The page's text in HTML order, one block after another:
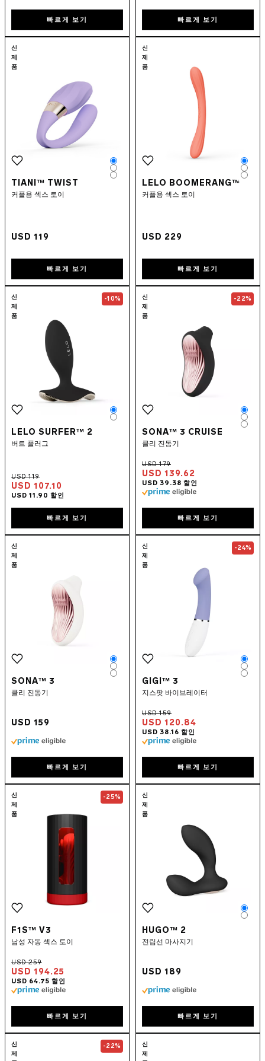
빠르게 보기 빠르게 보기
TIANI™ Twist
신
제
품
TIANI™ TWIST
커플용 섹스 토이
USD 119
Color
Color
Color
빠르게 보기
신
제
품
LELO BOOMERANG™
커플용 섹스 토이
USD 229
빠르게 보기
Go to theLELO SURFER™ 2
신
제
품
-10%
LELO SURFER™ 2
버트 플러그
USD 107.10
Color
Color
빠르게 보기
Go to the
신
제
품
-22%
SONA™ 3 CRUISE
클리 진동기
USD 139.62
빠르게 보기
SONA™ 3
신
제
품
SONA™ 3
클리 진동기
USD 159
Color
Color
Color
빠르게 보기
Go to the
신
제
품
-24%
GIGI™ 3
지스팟 바이브레이터
USD 120.84
빠르게 보기
Go to theF1S™ V3
신
제
품
-25%
F1S™ V3
남성 자동 섹스 토이
USD 194.25
빠르게 보기
신
제
품
HUGO™ 2
전립선 마사지기
USD 189
빠르게 보기
Go to theTOR™ 3page
신
제
-22%
신
제